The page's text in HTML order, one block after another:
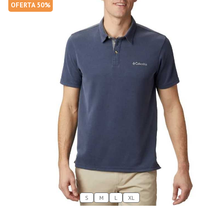
OFERTA 50%
S M L XL